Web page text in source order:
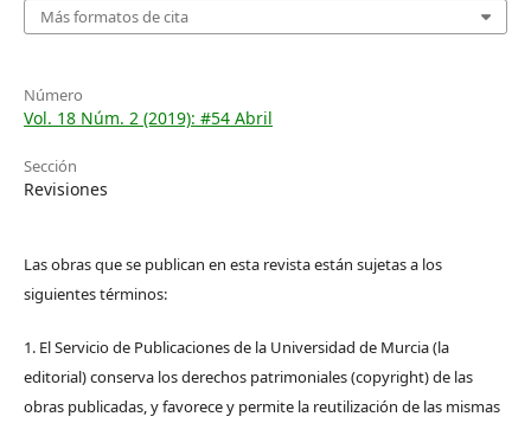
Más formatos de cita
Número
Vol. 18 Núm. 2 (2019): #54 Abril
Sección
Revisiones
Las obras que se publican en esta revista están sujetas a los
siguientes términos:
1. El Servicio de Publicaciones de la Universidad de Murcia (la
editorial) conserva los derechos patrimoniales (copyright) de las
obras publicadas, y favorece y permite la reutilización de las mismas